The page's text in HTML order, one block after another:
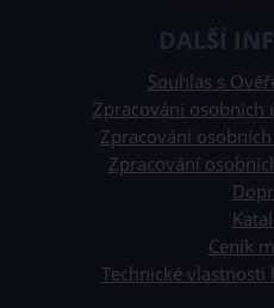
DALŠÍ
Souhlas s
Zpracování osobních
Zpracování
Zpracování
Ceník
Technické